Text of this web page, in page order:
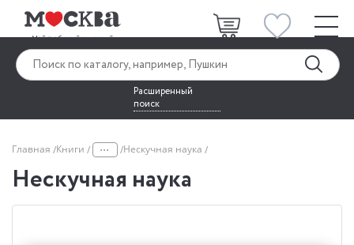
Расширенный
поиск
Главная Книги ... Нескучная наука
Нескучная наука